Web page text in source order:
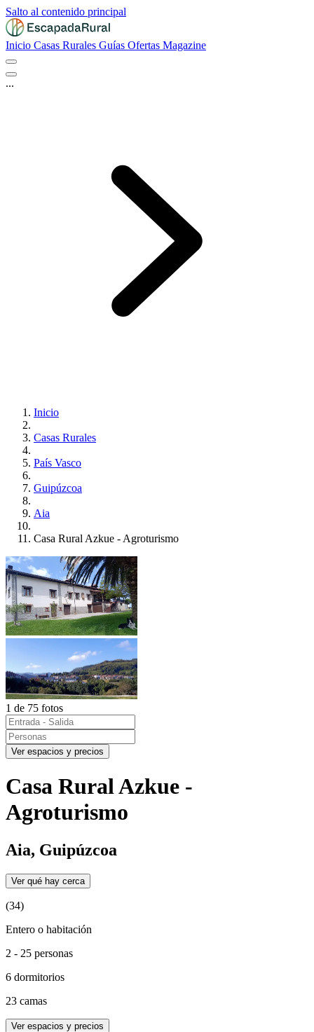
Salto al contenido principal
Inicio Casas Rurales Guías Ofertas Magazine
...
Inicio
Casas Rurales
País Vasco
Guipúzcoa
Aia
Casa Rural Azkue - Agroturismo
1 de 75 fotos
Ver espacios y precios
Casa Rural Azkue -
Agroturismo
Aia, Guipúzcoa
Ver qué hay cerca
(34)
Entero o habitación
2 - 25 personas
6 dormitorios
23 camas
Ver espacios y precios